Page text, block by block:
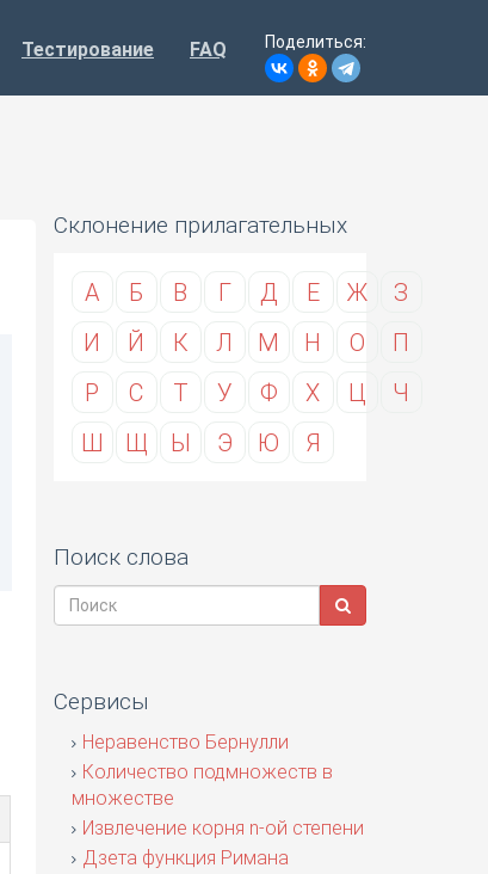
Тестирование FAQ Поделиться:
Склонение прилагательных
А Б В Г Д Е Ж
З
И
Й К Л М Н О
П
Р
С Т У Ф Х Ц
Ч
Ш
Щ Ы Э Ю Я
Поиск слова
Сервисы
Неравенство Бернулли
Количество подмножеств в
множестве
Извлечение корня n-ой степени
Дзета функция Римана